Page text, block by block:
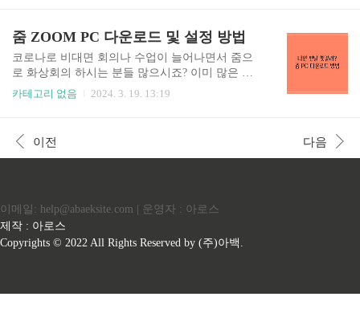
시 건강보험 급여적용이 가능하다고 합니다. 어테
지먼트, 마그네틱 형태의 특..
분들이 알아두셨으면 좋을 것 같은 꿀팁들 위주로
만 적어서 경험을 공유해 드릴게요. 암환자 치과치
료 가능할까? 항암치료 중에는 안된다! 저의 경험
상 항암치료를 하면 피부, 항문, 관절통 뿐만 아니
라 치아에도 엄청 영향을 주는 것 같아요. 독한 항
같습니다. 하지만 항암치료를 하면 감염이나 지혈
등에 문제가 발생할 수 있기 때문에 치과치료는 간
줌 ZOOM PC 다운로드 및 설정 방법
코로나로 비대면 회의나 수업이 늘어나면서 줌으
로 화상회의 하시는 분들 많으시죠? 이미 많은 분
들이 사용법을 잘 알고계시겠지만 저는 어쩌다 한
봐도 간단하게 볼 수 있도록 쉽게 줌 ZOOM 다운로
드 및 설정 방법을 정리해보려고 합니다.^___^ 줌
하는지 매번 헷갈려서 그부분까지 자세히 알려드
릴게요. 바로 다운로드로 가실분은 아래 바로가기
를 이용하시면 편리합니다. 바로가기로 줌 공식 사
카테고리 없음 2024. 3. 19. 13:19
이전 다음
이메일: help@abaeksite.com | 운영자 : 아로스
제작 : 아로스
Copyrights © 2022 All Rights Reserved by (주)아백.